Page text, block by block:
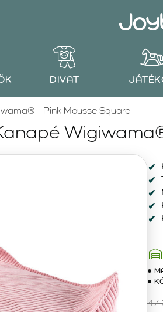
DIVAT
- Pink Mousse Square
47